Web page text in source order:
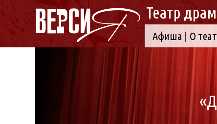
Театр
Афиша
О